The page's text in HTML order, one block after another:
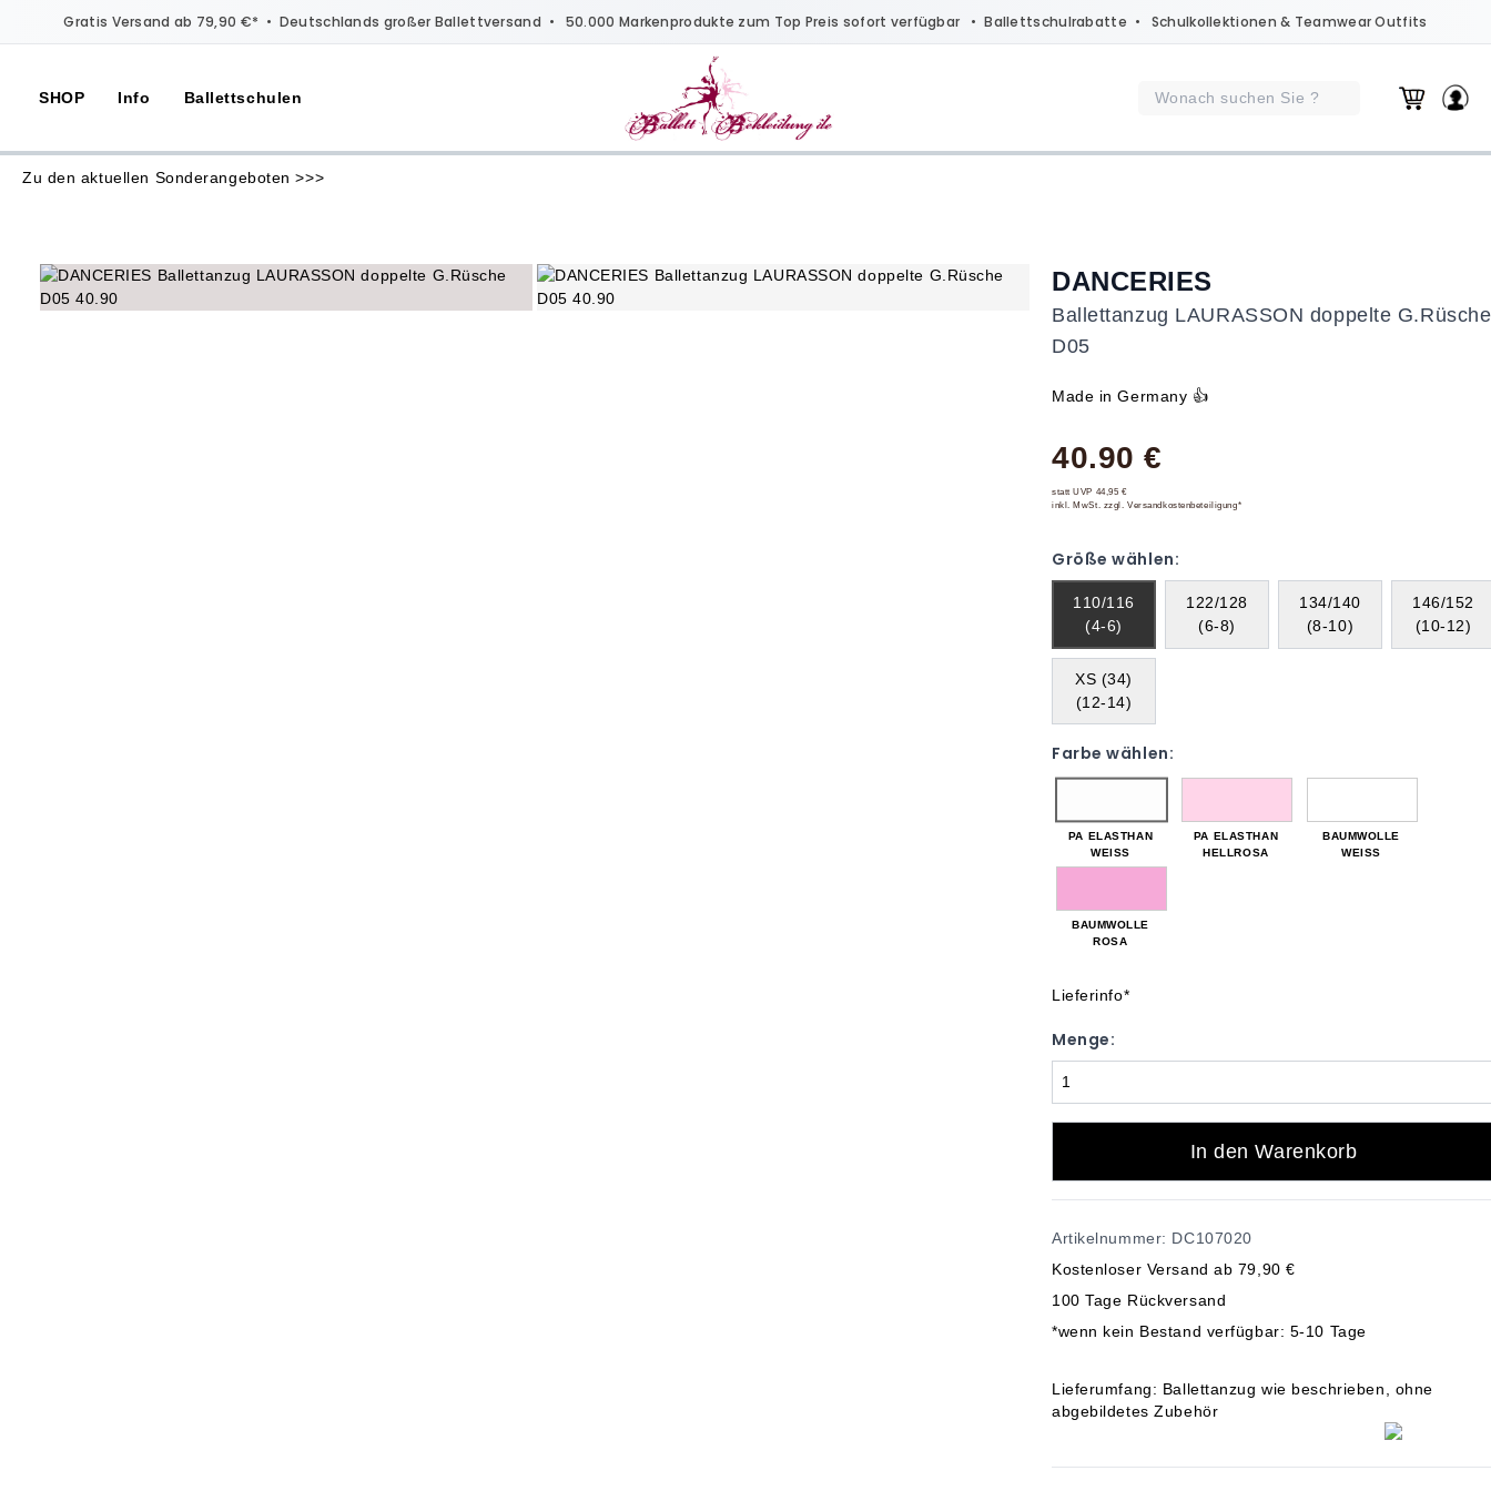
Gratis Versand ab 79,90 €* • Deutschlands großer Ballettversand • 50.000 Markenprodukte zum Top Preis sofort verfügbar •Ballettschulrabatte • Schulkollektionen & Teamwear Outfits
SHOP Info Ballettschulen
Zu den aktuellen Sonderangeboten >>>
DANCERIES
Ballettanzug LAURASSON doppelte G.Rüsche
D05
Made in Germany 👍
40.90 €
statt UVP 44,95 €
inkl. MwSt. zzgl. Versandkostenbeteiligung*
Größe wählen:
110/116
(4-6)
122/128
(6-8)
134/140
(8-10)
146/152
(10-12)
XS (34)
(12-14)
Farbe wählen:
PA ELASTHAN
WEISS
PA ELASTHAN
HELLROSA
BAUMWOLLE
WEISS
BAUMWOLLE
ROSA
Lieferinfo*
Menge:
In den Warenkorb
Artikelnummer: DC107020
Kostenloser Versand ab 79,90 €
100 Tage Rückversand
*wenn kein Bestand verfügbar: 5-10 Tage
Lieferumfang: Ballettanzug wie beschrieben, ohne
abgebildetes Zubehör